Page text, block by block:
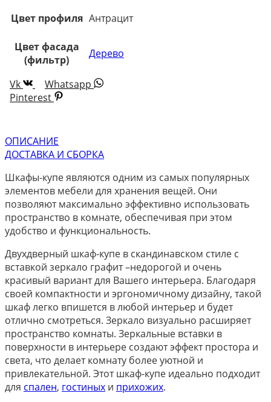
Цвет профиля Антрацит
Цвет фасада
(фильтр)
Дерево
Vk
Whatsapp
Pinterest
ОПИСАНИЕ
ДОСТАВКА И СБОРКА
Шкафы-купе являются одним из самых популярных
элементов мебели для хранения вещей. Они
позволяют максимально эффективно использовать
пространство в комнате, обеспечивая при этом
удобство и функциональность.
Двухдверный шкаф-купе в скандинавском стиле с
вставкой зеркало графит –недорогой и очень
красивый вариант для Вашего интерьера. Благодаря
своей компактности и эргономичному дизайну, такой
шкаф легко впишется в любой интерьер и будет
отлично смотреться. Зеркало визуально расширяет
пространство комнаты. Зеркальные вставки в
поверхности в интерьере создают эффект простора и
света, что делает комнату более уютной и
привлекательной. Этот шкаф-купе идеально подходит
для спален, гостиных и прихожих.